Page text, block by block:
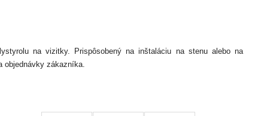
na vizitky. Prispôsobený na inštaláciu na stenu alebo na
objednávky zákazníka.